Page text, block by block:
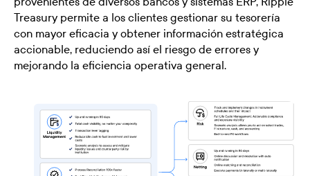
Treasury permite a los clientes gestionar su tesorería
con mayor eficacia y obtener información estratégica
accionable, reduciendo así el riesgo de errores y
mejorando la eficiencia operativa general.